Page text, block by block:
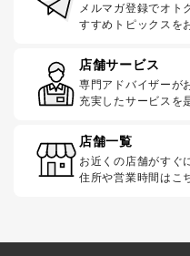
メルマガ登録でオト
すすめトピックスを
店舗サービス
専門アドバイザーが
充実したサービスを
店舗一覧
お近くの店舗がすぐ
住所や営業時間はこ